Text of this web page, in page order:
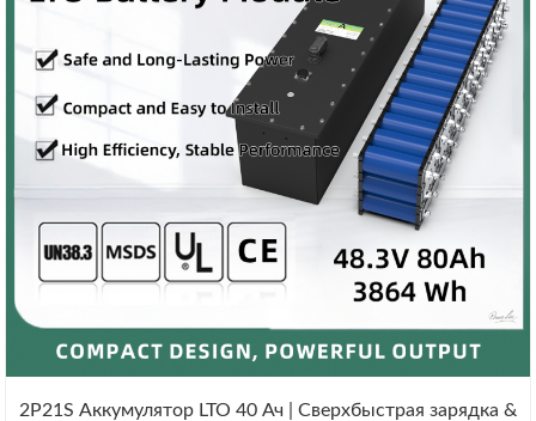
2P21S Аккумулятор LTO 40 Ач | Сверхбыстрая зарядка &